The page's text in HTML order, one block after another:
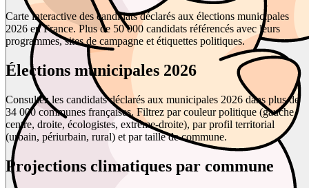
Carte interactive des candidats déclarés aux élections municipales
2026 en France. Plus de 50 000 candidats référencés avec leurs
programmes, sites de campagne et étiquettes politiques.
Élections municipales 2026
Consultez les candidats déclarés aux municipales 2026 dans plus de
34 000 communes françaises. Filtrez par couleur politique (gauche,
centre, droite, écologistes, extrême-droite), par profil territorial
(urbain, périurbain, rural) et par taille de commune.
Projections climatiques par commune